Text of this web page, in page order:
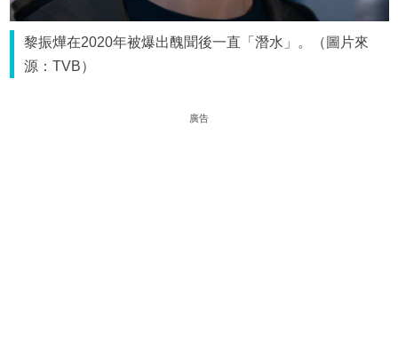
黎振燁在2020年被爆出醜聞後一直「潛水」。（圖片來
源：TVB）
廣告